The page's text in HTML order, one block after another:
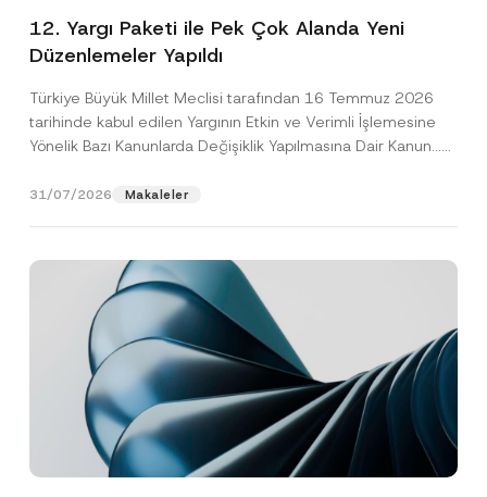
12. Yargı Paketi ile Pek Çok Alanda Yeni
Düzenlemeler Yapıldı
Türkiye Büyük Millet Meclisi tarafından 16 Temmuz 2026
tarihinde kabul edilen Yargının Etkin ve Verimli İşlemesine
Yönelik Bazı Kanunlarda Değişiklik Yapılmasına Dair Kanun...
31/07/2026 Makaleler